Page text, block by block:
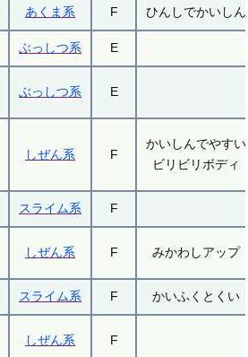
あくま系 F ひんしでかいしん
ぶっしつ系 E
ぶっしつ系 E
しぜん系 F
かいしんでやすい
ビリビリボディ
スライム系 F
しぜん系 F みかわしアップ
スライム系 F かいふくとくい
しぜん系 F